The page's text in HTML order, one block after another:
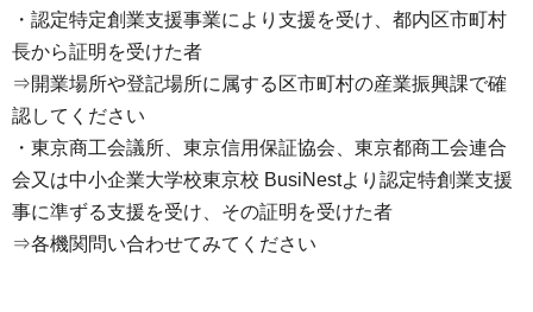
・認定特定創業支援事業により支援を受け、都内区市町村
長から証明を受けた者
⇒開業場所や登記場所に属する区市町村の産業振興課で確
認してください
・東京商工会議所、東京信用保証協会、東京都商工会連合
会又は中小企業大学校東京校 BusiNestより認定特創業支援
事に準ずる支援を受け、その証明を受けた者
⇒各機関問い合わせてみてください